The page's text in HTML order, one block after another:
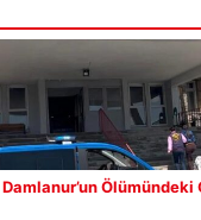
Ölümündeki